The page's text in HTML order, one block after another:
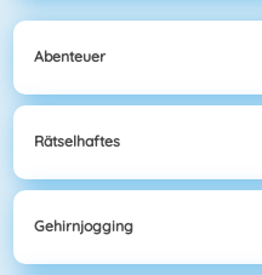
Abenteuer
Rätselhaftes
Gehirnjogging